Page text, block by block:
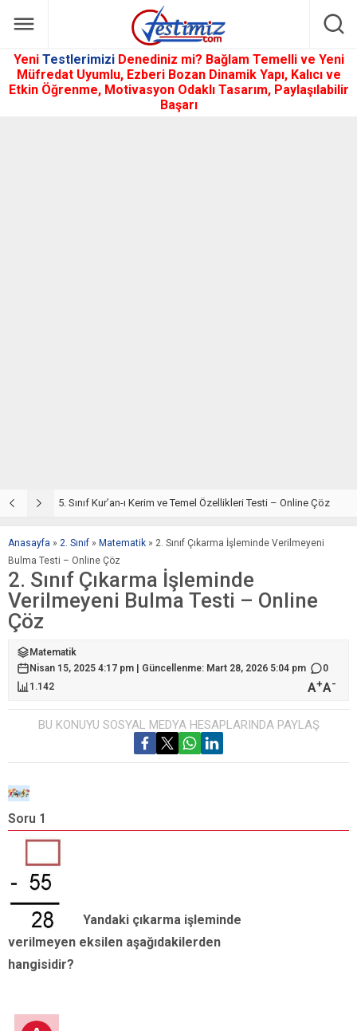
Yeni Testlerimizi Denediniz mi? Bağlam Temelli ve Yeni
Müfredat Uyumlu, Ezberi Bozan Dinamik Yapı, Kalıcı ve
Etkin Öğrenme, Motivasyon Odaklı Tasarım, Paylaşılabilir
Başarı
5. Sınıf Kur’an-ı Kerim ve Temel Özellikleri Testi – Online Çöz
Anasayfa » 2. Sınıf » Matematik » 2. Sınıf Çıkarma İşleminde Verilmeyeni
Bulma Testi – Online Çöz
2. Sınıf Çıkarma İşleminde
Verilmeyeni Bulma Testi – Online
Çöz
Matematik
Nisan 15, 2025 4:17 pm | Güncellenme: Mart 28, 2026 5:04 pm
0
1.142
A+A-
BU KONUYU SOSYAL MEDYA HESAPLARINDA PAYLAŞ
Soru 1
Yandaki çıkarma işleminde
verilmeyen eksilen aşağıdakilerden
hangisidir?